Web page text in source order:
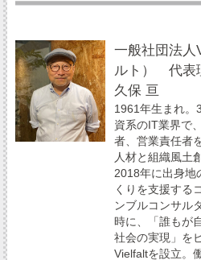
一般社団法人
ルト） 代表
久保 亘
1961年生まれ。
資系のIT業界で
者、営業責任者
人材と組織風土
2018年に出身地
くりを支援する
ンブルコンサル
時に、「誰もが
社会の実現」を
Vielfaltを設立。